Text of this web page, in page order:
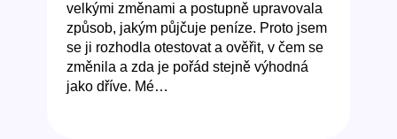
velkými změnami a postupně upravovala
způsob, jakým půjčuje peníze. Proto jsem
se ji rozhodla otestovat a ověřit, v čem se
změnila a zda je pořád stejně výhodná
jako dříve. Mé…